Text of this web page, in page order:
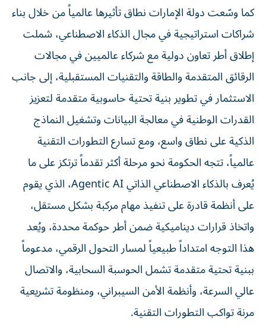
كما وسّعت دولة الإمارات نطاق تأثيرها عالمياً من خلال بناء
شراكات استراتيجية في مجال الذكاء الاصطناعي، شملت
إطلاق أطر تعاون دولية مع شركاء عالميين في مجالات
الرقائق المتقدمة والطاقة والتقنيات المستقبلية، إلى جانب
الاستثمار في تطوير بنية تحتية حاسوبية متقدمة لتعزيز
القدرات الوطنية في معالجة البيانات وتشغيل النماذج
الذكية على نطاق واسع، ومع تسارع التطورات التقنية
عالمياً، تتجه الحكومة نحو مرحلة أكثر تقدماً ترتكز على ما
يُعرف بالذكاء الاصطناعي الذاتي Agentic AI، الذي يقوم
على أنظمة قادرة على تنفيذ مهام مركبة بشكل مستقل،
واتخاذ قرارات ديناميكية ضمن أطر حوكمة محددة، ويُعد
هذا التوجه امتداداً طبيعياً لمسار التحول الرقمي، مدعوماً
ببنية تحتية متقدمة تشمل الحوسبة السحابية، والاتصال
عالي السرعة، وأنظمة الأمن السيبراني، ومنظومة تشريعية
مرنة تواكب التطورات التقنية.